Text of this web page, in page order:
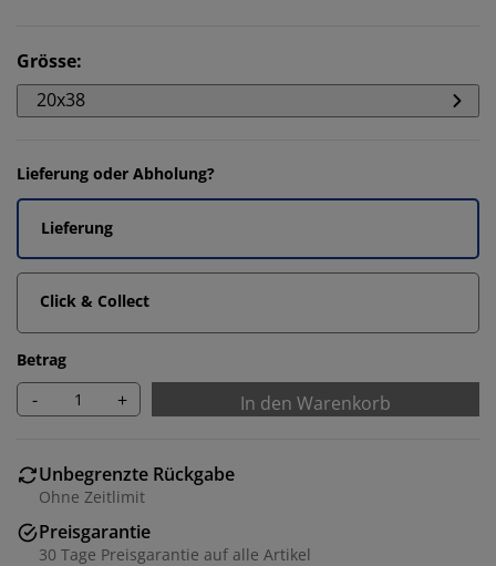
Grösse:
20x38
Lieferung oder Abholung?
Lieferung
Click & Collect
Betrag
- + In den Warenkorb
Unbegrenzte Rückgabe
Ohne Zeitlimit
Preisgarantie
30 Tage Preisgarantie auf alle Artikel